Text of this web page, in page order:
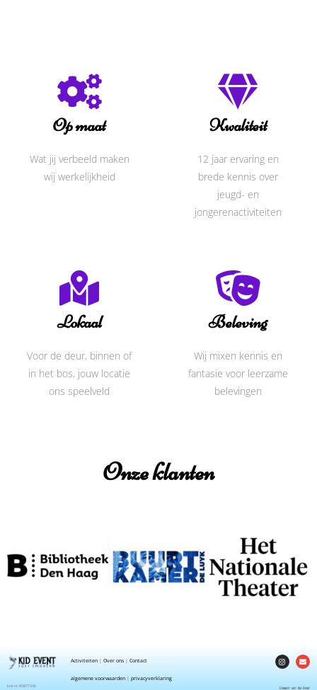
Op maat
Wat jij verbeeld maken
wij werkelijkheid
Kwaliteit
12 jaar ervaring en
brede kennis over
jeugd- en
jongerenactiviteiten
Lokaal
Voor de deur, binnen of
in het bos, jouw locatie
ons speelveld
Beleving
Wij mixen kennis en
fantasie voor leerzame
belevingen
Onze klanten
kvk nr: 85877336
Activiteiten| Over ons| Contact
algemene voorwaarden| privacyverklaring
Connect met Kid Event